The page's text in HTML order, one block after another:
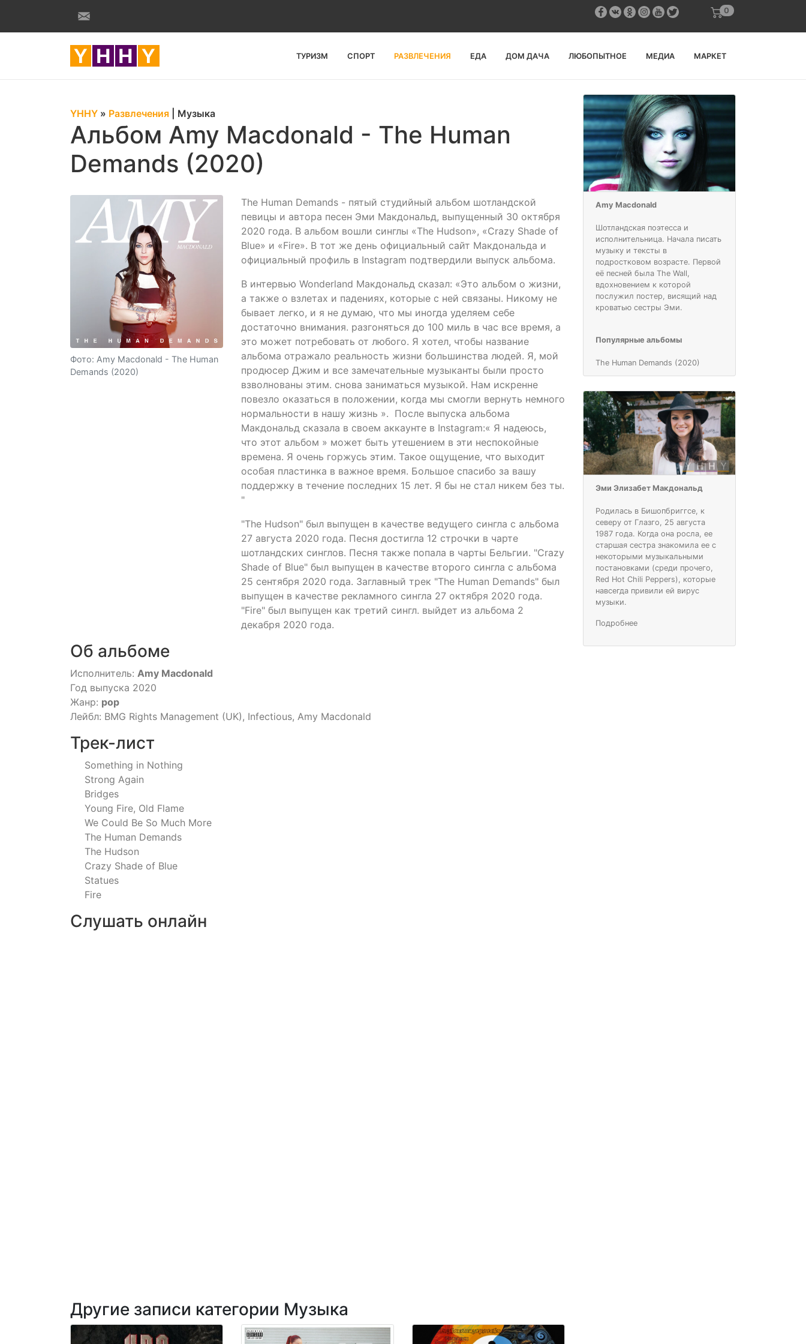
0
ТУРИЗМ СПОРТ РАЗВЛЕЧЕНИЯ ЕДА ДОМ ДАЧА ЛЮБОПЫТНОЕ МЕДИА МАРКЕТ
YHHY » Развлечения Музыка
Альбом Amy Macdonald - The Human
Demands (2020)
Фото: Amy Macdonald - The Human
Demands (2020)
The Human Demands - пятый студийный альбом шотландской
певицы и автора песен Эми Макдональд, выпущенный 30 октября
2020 года. В альбом вошли синглы «The Hudson», «Crazy Shade of
Blue» и «Fire». В тот же день официальный сайт Макдональда и
официальный профиль в Instagram подтвердили выпуск альбома.
В интервью Wonderland Макдональд сказал: «Это альбом о жизни,
а также о взлетах и падениях, которые с ней связаны. Никому не
бывает легко, и я не думаю, что мы иногда уделяем себе
достаточно внимания. разгоняться до 100 миль в час все время, а
это может потребовать от любого. Я хотел, чтобы название
альбома отражало реальность жизни большинства людей. Я, мой
продюсер Джим и все замечательные музыканты были просто
взволнованы этим. снова заниматься музыкой. Нам искренне
повезло оказаться в положении, когда мы смогли вернуть немного
нормальности в нашу жизнь ». После выпуска альбома
Макдональд сказала в своем аккаунте в Instagram:« Я надеюсь,
что этот альбом » может быть утешением в эти неспокойные
времена. Я очень горжусь этим. Такое ощущение, что выходит
особая пластинка в важное время. Большое спасибо за вашу
поддержку в течение последних 15 лет. Я бы не стал никем без ты.
"
"The Hudson" был выпущен в качестве ведущего сингла с альбома
27 августа 2020 года. Песня достигла 12 строчки в чарте
шотландских синглов. Песня также попала в чарты Бельгии. "Crazy
Shade of Blue" был выпущен в качестве второго сингла с альбома
25 сентября 2020 года. Заглавный трек "The Human Demands" был
выпущен в качестве рекламного сингла 27 октября 2020 года.
"Fire" был выпущен как третий сингл. выйдет из альбома 2
декабря 2020 года.
Об альбоме
Исполнитель: Amy Macdonald
Год выпуска 2020
Жанр: pop
Лейбл: BMG Rights Management (UK), Infectious, Amy Macdonald
Трек-лист
Something in Nothing
Strong Again
Bridges
Young Fire, Old Flame
We Could Be So Much More
The Human Demands
The Hudson
Crazy Shade of Blue
Statues
Fire
Слушать онлайн
Другие записи категории Музыка
Amy Macdonald
Шотландская поэтесса и
исполнительница. Начала писать
музыку и тексты в
подростковом возрасте. Первой
её песней была The Wall,
вдохновением к которой
послужил постер, висящий над
кроватью сестры Эми.
Популярные альбомы
The Human Demands (2020)
Эми Элизабет Макдональд
Родилась в Бишопбриггсе, к
северу от Глазго, 25 августа
1987 года. Когда она росла, ее
старшая сестра знакомила ее с
некоторыми музыкальными
постановками (среди прочего,
Red Hot Chili Peppers), которые
навсегда привили ей вирус
музыки.
Подробнее